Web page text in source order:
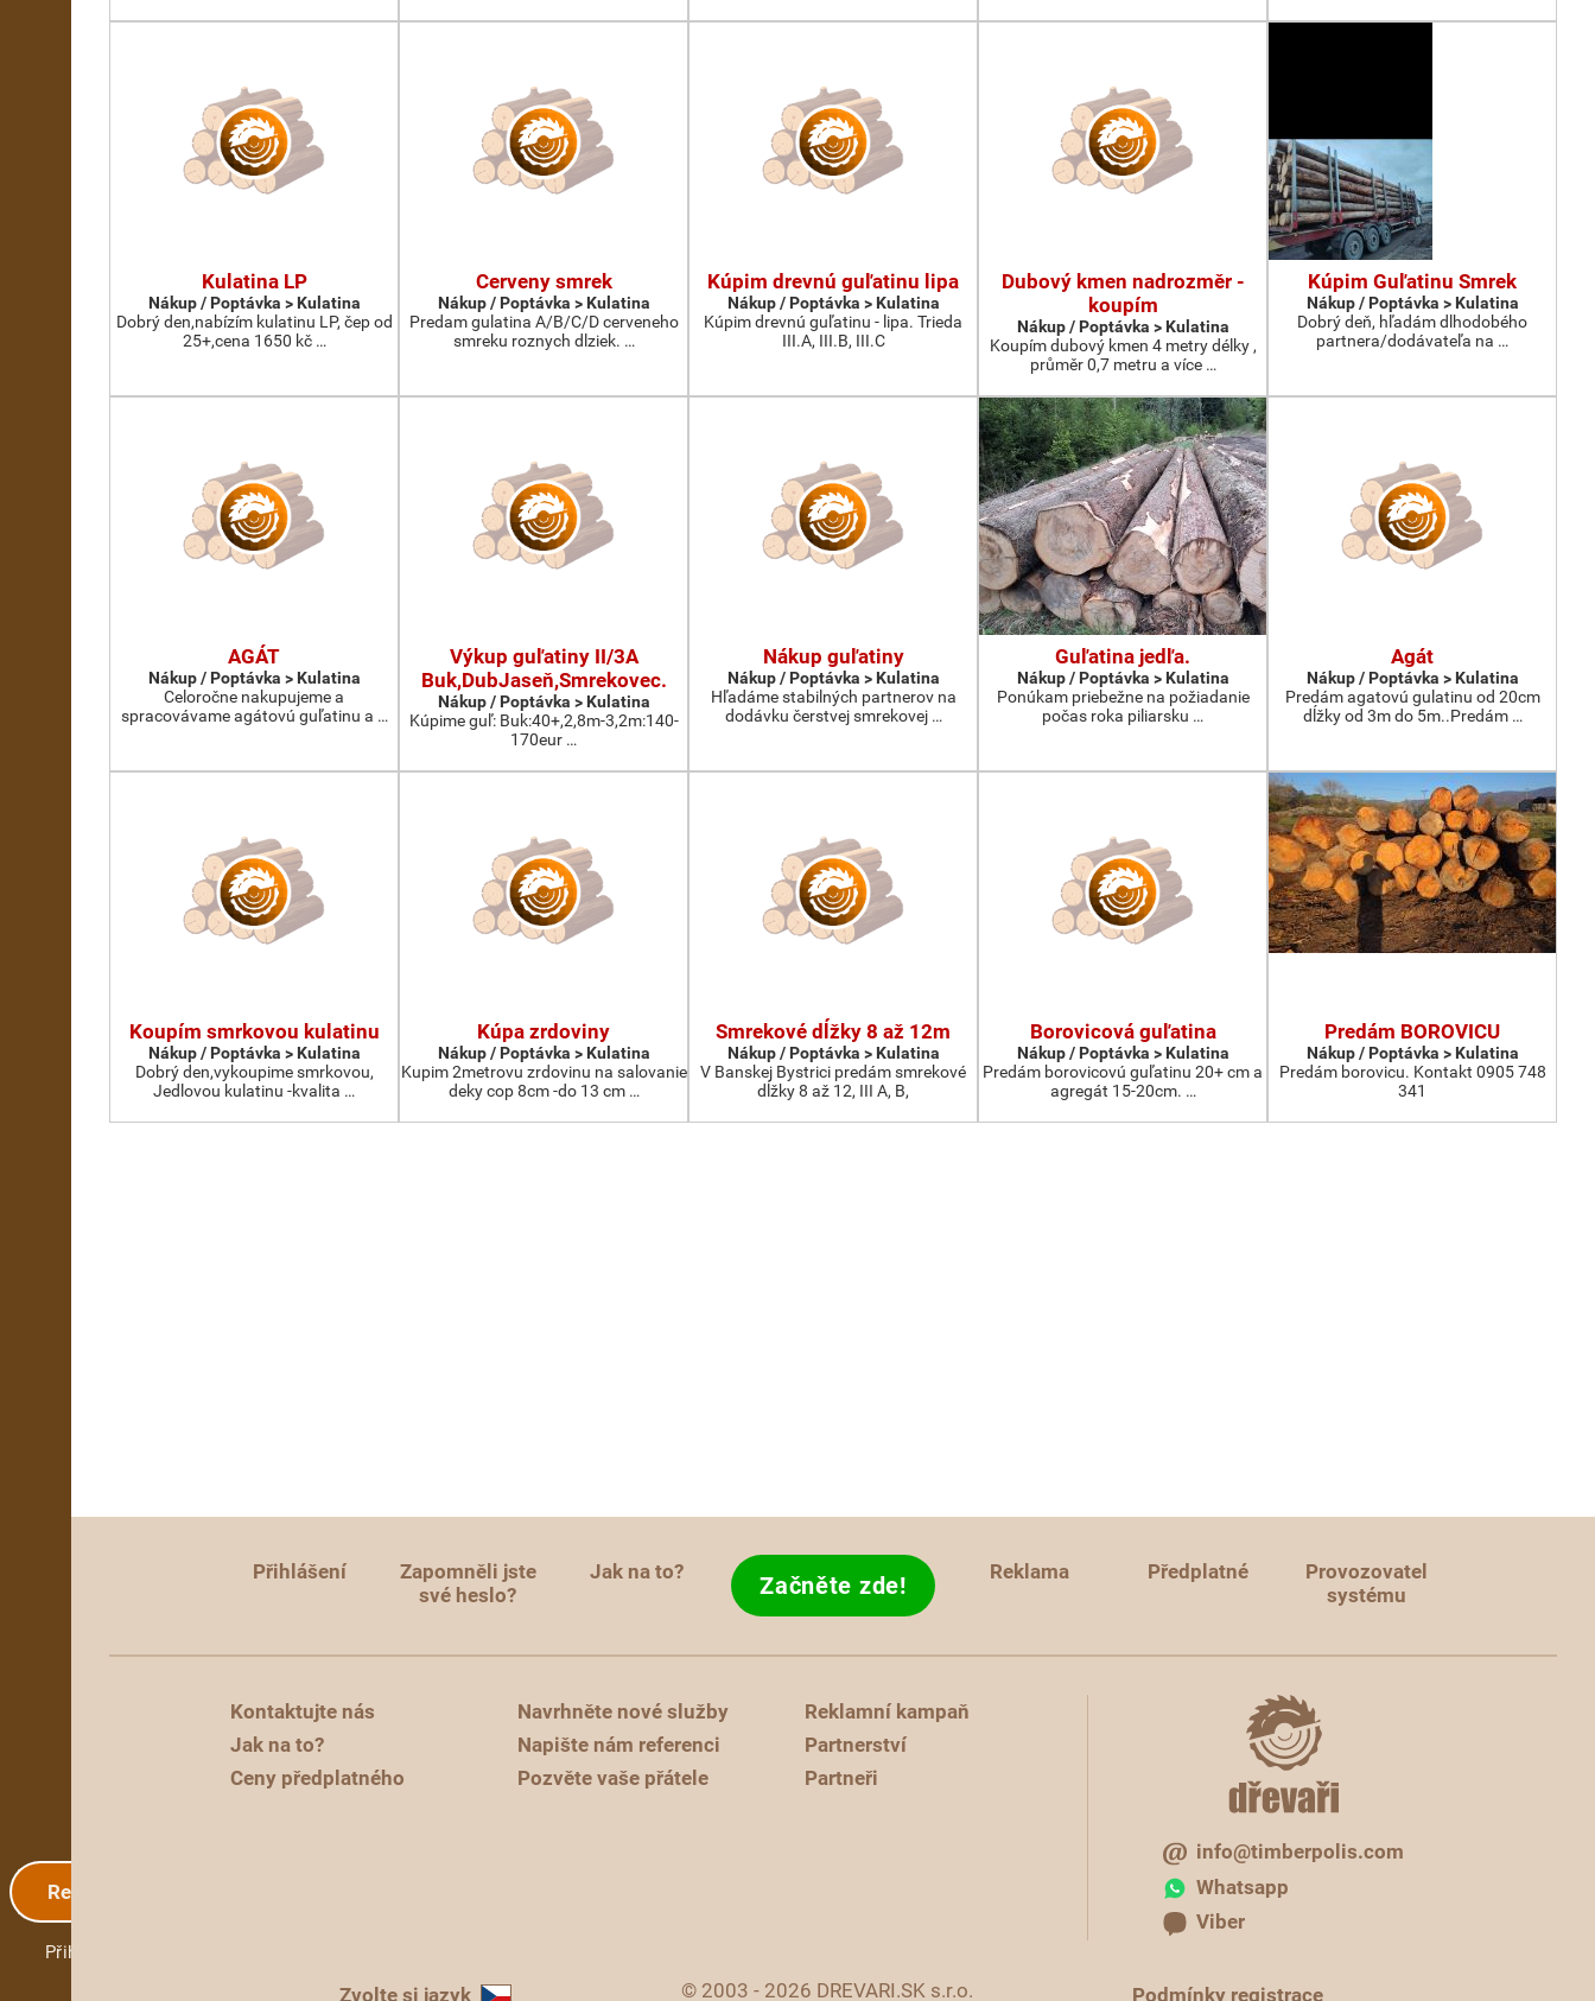
Registrace
Přihlášení
Kulatina LP
Nákup / Poptávka > Kulatina
Dobrý den,nabízím kulatinu LP, čep od
25+,cena 1650 kč …
Cerveny smrek
Nákup / Poptávka > Kulatina
Predam gulatina A/B/C/D cerveneho
smreku roznych dlziek. …
Kúpim drevnú guľatinu lipa
Nákup / Poptávka > Kulatina
Kúpim drevnú guľatinu - lipa. Trieda
III.A, III.B, III.C
Dubový kmen nadrozměr -
koupím
Nákup / Poptávka > Kulatina
Koupím dubový kmen 4 metry délky ,
průměr 0,7 metru a více …
Kúpim Guľatinu Smrek
Nákup / Poptávka > Kulatina
Dobrý deň, hľadám dlhodobého
partnera/dodávateľa na …
AGÁT
Nákup / Poptávka > Kulatina
Celoročne nakupujeme a
spracovávame agátovú guľatinu a …
Výkup guľatiny II/3A
Buk,DubJaseň,Smrekovec.
Nákup / Poptávka > Kulatina
Kúpime guľ: Buk:40+,2,8m-3,2m:140-
170eur …
Nákup guľatiny
Nákup / Poptávka > Kulatina
Hľadáme stabilných partnerov na
dodávku čerstvej smrekovej …
Guľatina jedľa.
Nákup / Poptávka > Kulatina
Ponúkam priebežne na požiadanie
počas roka piliarsku …
Agát
Nákup / Poptávka > Kulatina
Predám agatovú gulatinu od 20cm
dĺžky od 3m do 5m..Predám …
Koupím smrkovou kulatinu
Nákup / Poptávka > Kulatina
Dobrý den,vykoupime smrkovou,
Jedlovou kulatinu -kvalita …
Kúpa zrdoviny
Nákup / Poptávka > Kulatina
Kupim 2metrovu zrdovinu na salovanie
deky cop 8cm -do 13 cm …
Smrekové dĺžky 8 až 12m
Nákup / Poptávka > Kulatina
V Banskej Bystrici predám smrekové
dĺžky 8 až 12, III A, B,
Borovicová guľatina
Nákup / Poptávka > Kulatina
Predám borovicovú guľatinu 20+ cm a
agregát 15-20cm. …
Predám BOROVICU
Nákup / Poptávka > Kulatina
Predám borovicu. Kontakt 0905 748
341
Přihlášení
Zapomněli jste
své heslo?
Jak na to? Začněte zde! Reklama Předplatné
Provozovatel
systému
Kontaktujte nás
Jak na to?
Ceny předplatného
Navrhněte nové služby
Napište nám referenci
Pozvěte vaše přátele
Reklamní kampaň
Partnerství
Partneři
info@timberpolis.com
Whatsapp
Viber
Zvolte si jazyk © 2003 - 2026 DREVARI.SK s.r.o. Podmínky registrace